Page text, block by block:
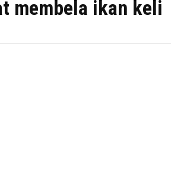
membela ikan keli